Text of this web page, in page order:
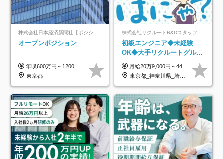
オープンポジション
年収600万円～1200万円 ※上記年収は、想定年収です。住居費補助、子手当などの各種手当を含む金額です。 ※経験・能力等を考慮の上、当社規定により決定します。
東京都
初級エンジニア◆未経験
OK◆大手リクルートグルー
プ正社員◆独自の教育体制
◆住宅手当制度あり/s
月給20万9,000円～44万円 ※試用期間6カ月あり（期間中の待遇に変更なし） ※経験・能力・前給を考慮の上、決定いたします ※時間外手当100％支給 ※派遣就業先が変更となる場合には、就業規則、労使協定等に基づき賃金が変更となる可能性があります
東京都_神奈川県_埼玉県_千葉県_大阪府_愛知県_青森県_岩手県_宮城県_秋田県_山形県_福島県_茨城県_栃木県_群馬県_山梨県_長野県_福井県_静岡県_岐阜県_三重県_兵庫県_京都府_滋賀県_奈良県_広島県_岡山県_山口県_香川県_福岡県_熊本県_佐賀県_長崎県_大分県_宮崎県_鹿児島県